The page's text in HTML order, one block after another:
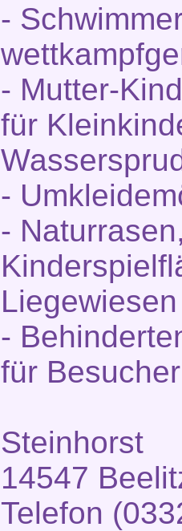
-
- Mutter-
für
-
-
Liegewiesen
-
für
Steinhorst
14547
Telefon